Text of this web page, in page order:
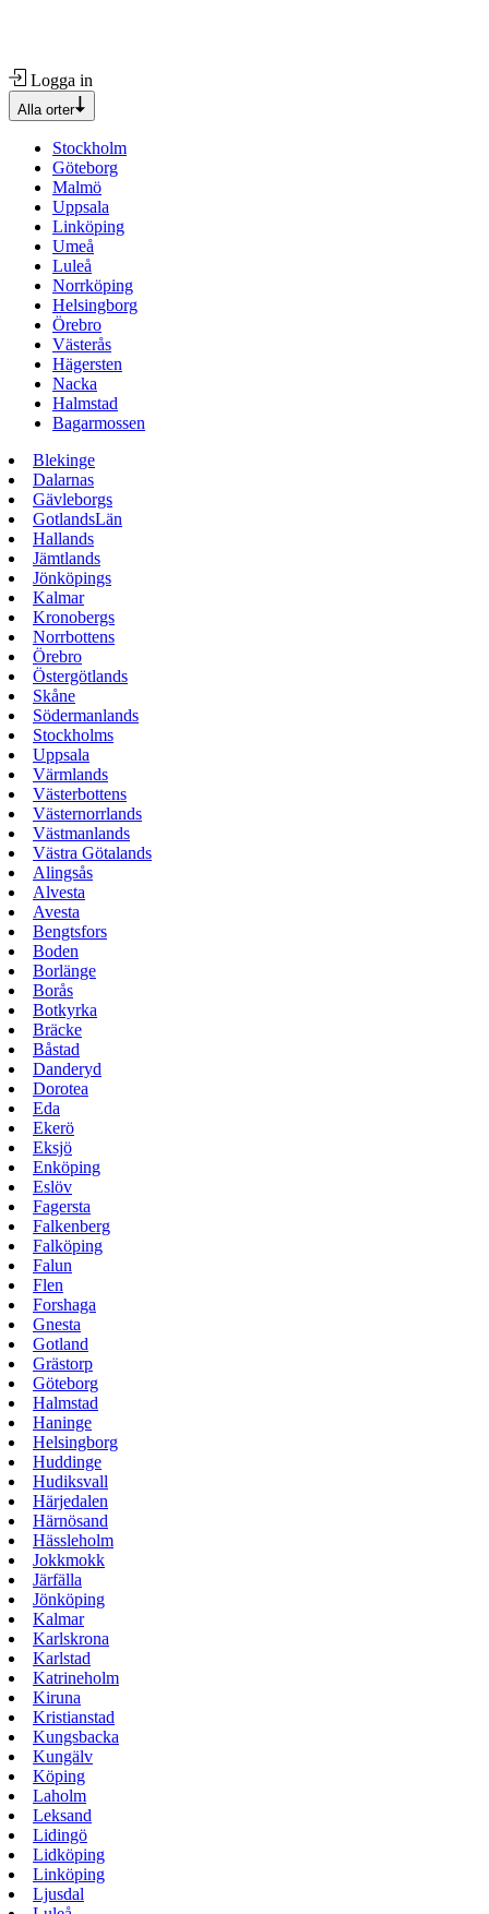
Logga in
Alla orter
Stockholm
Göteborg
Malmö
Uppsala
Linköping
Umeå
Luleå
Norrköping
Helsingborg
Örebro
Västerås
Hägersten
Nacka
Halmstad
Bagarmossen
Blekinge
Dalarnas
Gävleborgs
GotlandsLän
Hallands
Jämtlands
Jönköpings
Kalmar
Kronobergs
Norrbottens
Örebro
Östergötlands
Skåne
Södermanlands
Stockholms
Uppsala
Värmlands
Västerbottens
Västernorrlands
Västmanlands
Västra Götalands
Alingsås
Alvesta
Avesta
Bengtsfors
Boden
Borlänge
Borås
Botkyrka
Bräcke
Båstad
Danderyd
Dorotea
Eda
Ekerö
Eksjö
Enköping
Eslöv
Fagersta
Falkenberg
Falköping
Falun
Flen
Forshaga
Gnesta
Gotland
Grästorp
Göteborg
Halmstad
Haninge
Helsingborg
Huddinge
Hudiksvall
Härjedalen
Härnösand
Hässleholm
Jokkmokk
Järfälla
Jönköping
Kalmar
Karlskrona
Karlstad
Katrineholm
Kiruna
Kristianstad
Kungsbacka
Kungälv
Köping
Laholm
Leksand
Lidingö
Lidköping
Linköping
Ljusdal